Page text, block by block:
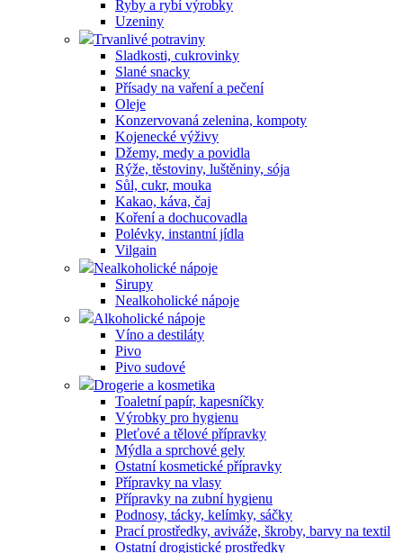
Ryby a rybí výrobky
Uzeniny
Trvanlivé potraviny
Sladkosti, cukrovinky
Slané snacky
Přísady na vaření a pečení
Oleje
Konzervovaná zelenina, kompoty
Kojenecké výživy
Džemy, medy a povidla
Rýže, těstoviny, luštěniny, sója
Sůl, cukr, mouka
Kakao, káva, čaj
Koření a dochucovadla
Polévky, instantní jídla
Vilgain
Nealkoholické nápoje
Sirupy
Nealkoholické nápoje
Alkoholické nápoje
Víno a destiláty
Pivo
Pivo sudové
Drogerie a kosmetika
Toaletní papír, kapesníčky
Výrobky pro hygienu
Pleťové a tělové přípravky
Mýdla a sprchové gely
Ostatní kosmetické přípravky
Přípravky na vlasy
Přípravky na zubní hygienu
Podnosy, tácky, kelímky, sáčky
Prací prostředky, aviváže, škroby, barvy na textil
Ostatní drogistické prostředky